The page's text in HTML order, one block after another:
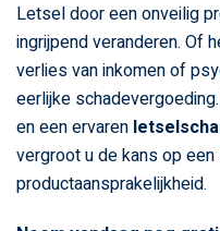
Letsel door een onveilig
ingrijpend veranderen. Of
verlies van inkomen of
eerlijke
en een ervaren
vergroot u de kans op
productaansprakelijkheid.